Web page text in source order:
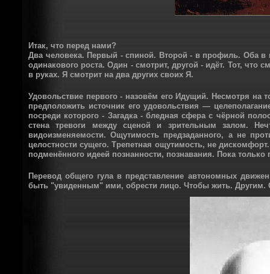
Итак, что перед нами?
Два человека. Первый - спиной. Второй - в профиль. Оба в
одинакового роста. Один - смотрит, другой - идёт. Тот, что
в руках. Я смотрит на два других своих Я.
Удовольствие первого - назовём его Идущий. Несмотря
предположить источник его удовольствия —
посреди которого - Загадка - бледная сфера с чёрной
стена тревоги между сценой и зрительным залом.
видоизменяемости. Ощутимость предзаданного, а не
целостности сущего. Трепетная ощутимость, не
подменённого идеей познанности, познавания. Пока только
Перевод общего гула в представление автономных
быть "увиденным" ими, обрести лицо. Чтобы жить. Другим.